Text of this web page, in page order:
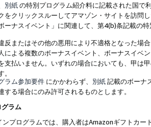
別紙の特別プログラム紹介料に記載された国で
をクリックスルーしてアマゾン・サイトを訪問
ーナスイベント」に関連して、第4(b)条記載の
反またはその他の悪用により不適格となった場
による複数のボーナスイベント、ボーナスイベ
支払いません。いずれの場合においても、甲は
ラム参加要件 にかかわらず、 別紙記載のボーナ
する場合にのみ許可されるものとします。
ラム
プログラムでは、購入者はAmazonギフトカ